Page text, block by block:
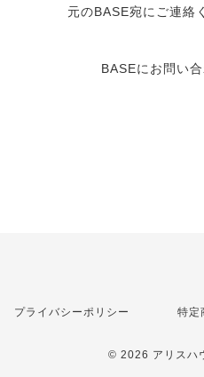
元のBASE宛にご連絡
BASEにお問い
プライバシーポリシー 特定
© 2026 アリスハ